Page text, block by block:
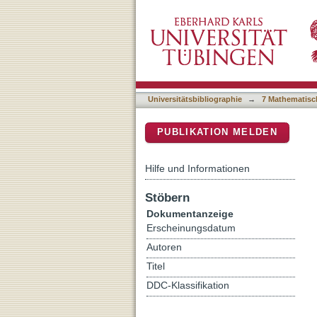
Influence of C-60 co-
to layer-by-layer growth
Universitätsbibliographie → 7
PUBLIKATION MELDEN
Hilfe und Informationen
Stöbern
Dokumentanzeige
Erscheinungsdatum
Autoren
Titel
DDC-Klassifikation